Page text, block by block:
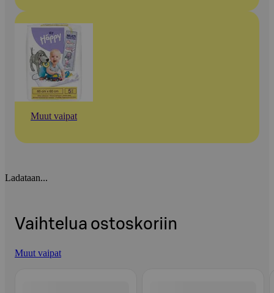
Muut vaipat
Ladataan...
Vaihtelua ostoskoriin
Muut vaipat